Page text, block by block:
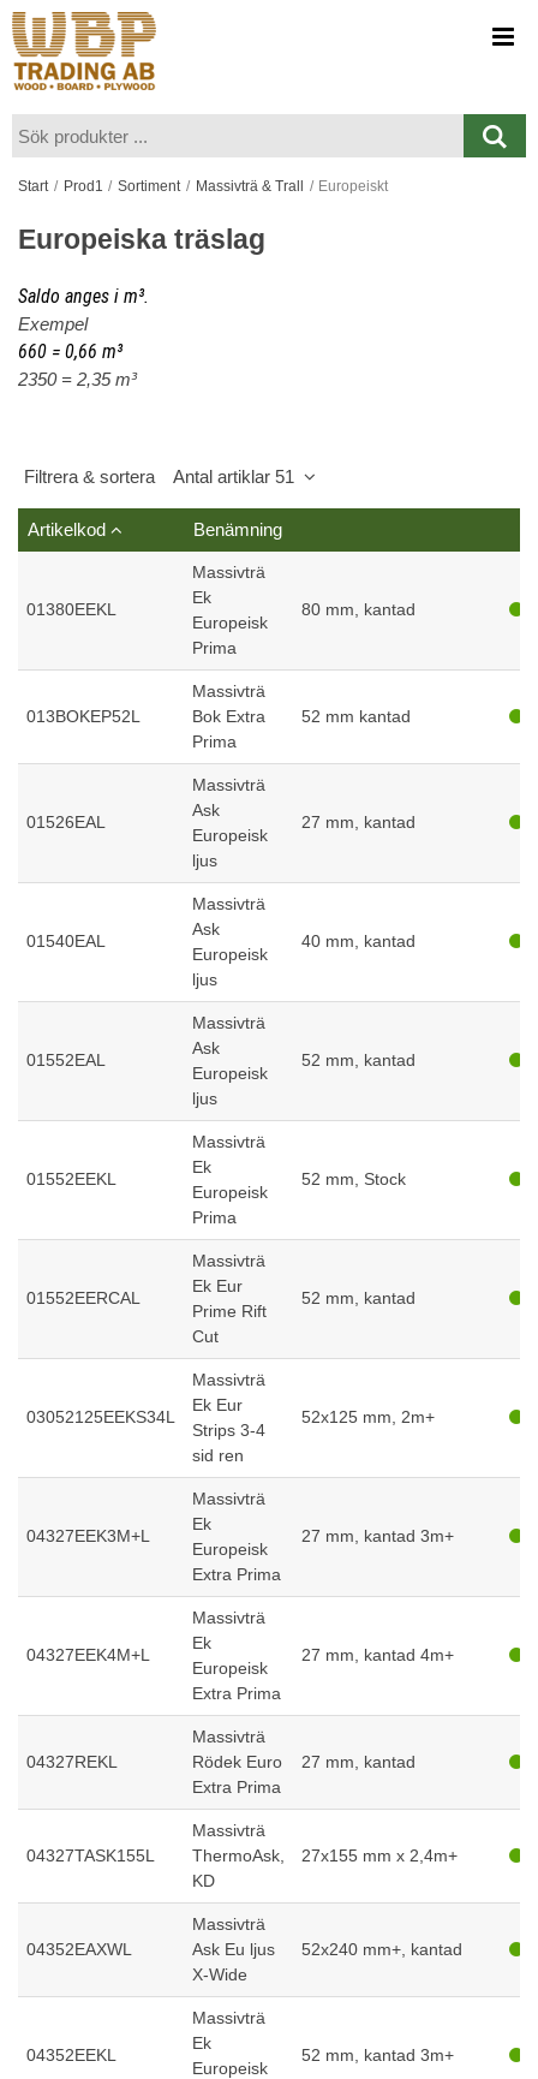
Start / Prod1 / Sortiment / Massivträ & Trall / Europeiskt
Europeiska träslag
Saldo anges i m³.
Exempel
660 = 0,66 m³
2350 = 2,35 m³
Filtrera & sortera Antal artiklar 51
Artikelkod Benämning
01380EEKL
Massivträ
Ek
Europeisk
Prima
80 mm, kantad
013BOKEP52L
Massivträ
Bok Extra
Prima
52 mm kantad
01526EAL
Massivträ
Ask
Europeisk
ljus
27 mm, kantad
01540EAL
Massivträ
Ask
Europeisk
ljus
40 mm, kantad
01552EAL
Massivträ
Ask
Europeisk
ljus
52 mm, kantad
01552EEKL
Massivträ
Ek
Europeisk
Prima
52 mm, Stock
01552EERCAL
Massivträ
Ek Eur
Prime Rift
Cut
52 mm, kantad
03052125EEKS34L
Massivträ
Ek Eur
Strips 3-4
sid ren
52x125 mm, 2m+
04327EEK3M+L
Massivträ
Ek
Europeisk
Extra Prima
27 mm, kantad 3m+
04327EEK4M+L
Massivträ
Ek
Europeisk
Extra Prima
27 mm, kantad 4m+
04327REKL
Massivträ
Rödek Euro
Extra Prima
27 mm, kantad
04327TASK155L
Massivträ
ThermoAsk,
KD
27x155 mm x 2,4m+
04352EAXWL
Massivträ
Ask Eu ljus
X-Wide
52x240 mm+, kantad
04352EEKL
Massivträ
Ek
Europeisk
52 mm, kantad 3m+
Visa varukorgen